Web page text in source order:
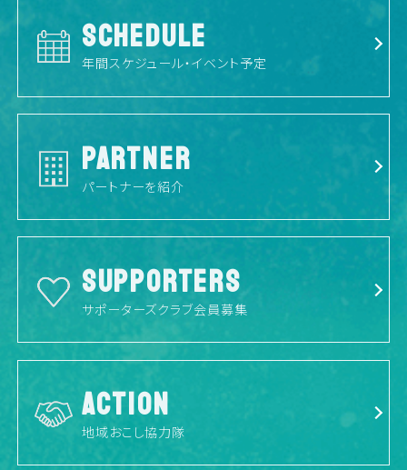
SCHEDULE
年間スケジュール・イベント予定
PARTNER
パートナーを紹介
SUPPORTERS
サポーターズクラブ会員募集
ACTION
地域おこし協力隊